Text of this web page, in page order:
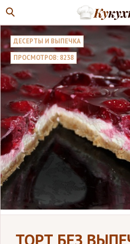
ДЕСЕРТЫ И ВЫПЕЧКА
ПРОСМОТРОВ: 8238